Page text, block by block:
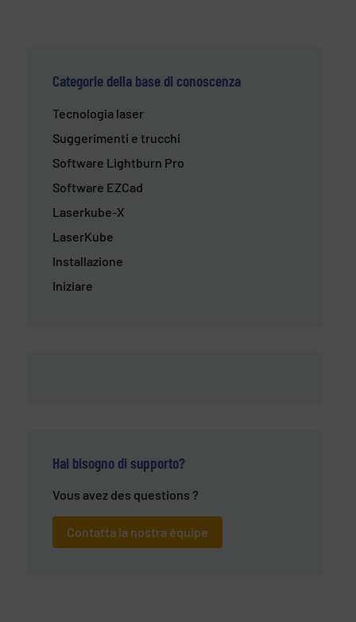
Categorie della base di conoscenza
Tecnologia laser
Suggerimenti e trucchi
Software Lightburn Pro
Software EZCad
Laserkube-X
LaserKube
Installazione
Iniziare
Hai bisogno di supporto?
Vous avez des questions ?
Contatta la nostra équipe